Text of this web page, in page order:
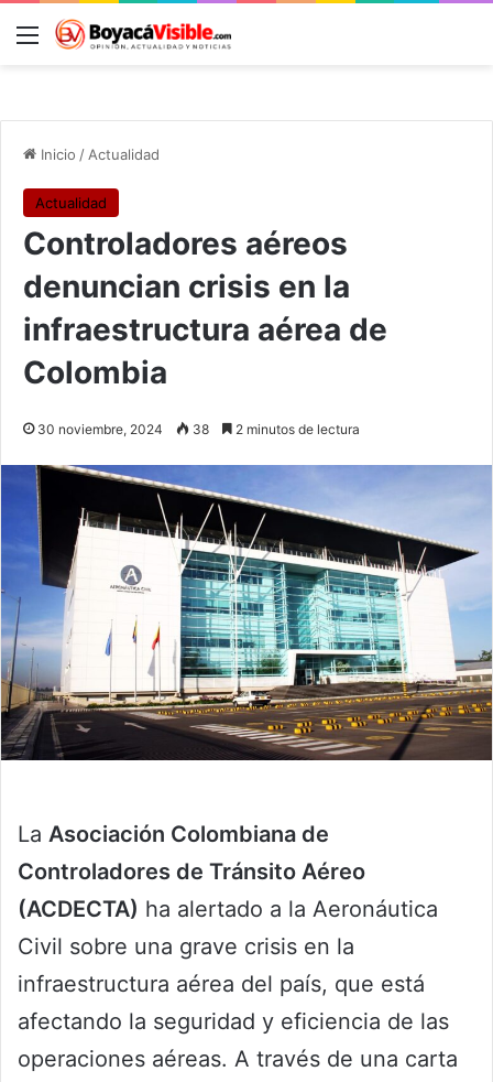
Menú
Inicio / Actualidad
Actualidad
Controladores aéreos
denuncian crisis en la
infraestructura aérea de
Colombia
30 noviembre, 2024 38 2 minutos de lectura
La Asociación Colombiana de
Controladores de Tránsito Aéreo
(ACDECTA) ha alertado a la Aeronáutica
Civil sobre una grave crisis en la
infraestructura aérea del país, que está
afectando la seguridad y eficiencia de las
operaciones aéreas. A través de una carta